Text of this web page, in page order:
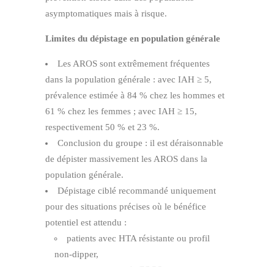
asymptomatiques mais à risque.
Limites du dépistage en population générale
Les AROS sont extrêmement fréquentes
dans la population générale : avec IAH ≥ 5,
prévalence estimée à 84 % chez les hommes et
61 % chez les femmes ; avec IAH ≥ 15,
respectivement 50 % et 23 %.
Conclusion du groupe : il est déraisonnable
de dépister massivement les AROS dans la
population générale.
Dépistage ciblé recommandé uniquement
pour des situations précises où le bénéfice
potentiel est attendu :
patients avec HTA résistante ou profil
non‑dipper,